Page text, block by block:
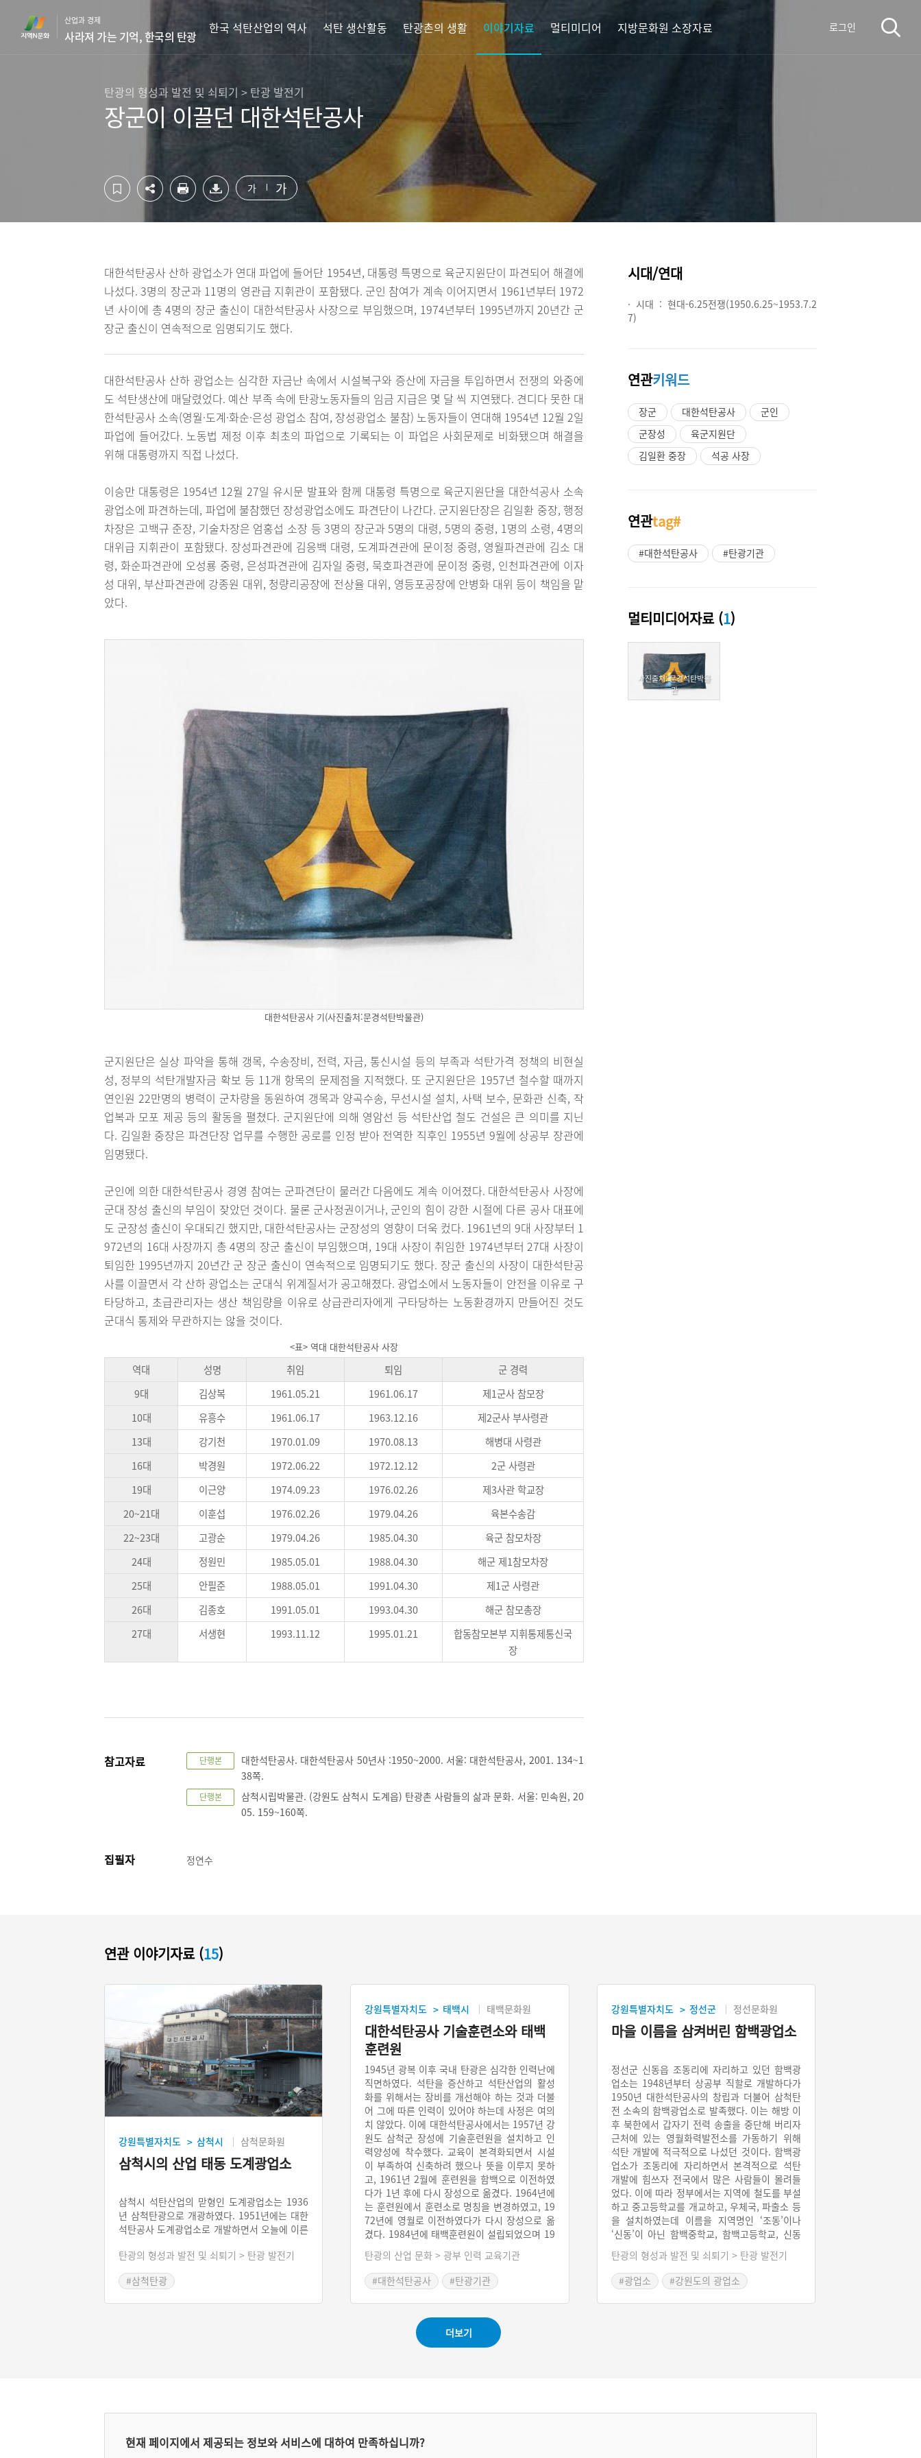
산업과 경제
사라져 가는 기억, 한국의 탄광
한국 석탄산업의 역사 석탄 생산활동 탄광촌의 생활 이야기자료 멀티미디어 지방문화원 소장자료 로그인
탄광의 형성과 발전 및 쇠퇴기 > 탄광 발전기
장군이 이끌던 대한석탄공사
가 가
대한석탄공사 산하 광업소가 연대 파업에 들어단 1954년, 대통령 특명으로 육군지원단이 파견되어 해결에
나섰다. 3명의 장군과 11명의 영관급 지휘관이 포함됐다. 군인 참여가 계속 이어지면서 1961년부터 1972
년 사이에 총 4명의 장군 출신이 대한석탄공사 사장으로 부임했으며, 1974년부터 1995년까지 20년간 군
장군 출신이 연속적으로 임명되기도 했다.
대한석탄공사 산하 광업소는 심각한 자금난 속에서 시설복구와 증산에 자금을 투입하면서 전쟁의 와중에
도 석탄생산에 매달렸었다. 예산 부족 속에 탄광노동자들의 임금 지급은 몇 달 씩 지연됐다. 견디다 못한 대
한석탄공사 소속(영월·도계·화순·은성 광업소 참여, 장성광업소 불참) 노동자들이 연대해 1954년 12월 2일
파업에 들어갔다. 노동법 제정 이후 최초의 파업으로 기록되는 이 파업은 사회문제로 비화됐으며 해결을
위해 대통령까지 직접 나섰다.
이승만 대통령은 1954년 12월 27일 유시문 발표와 함께 대통령 특명으로 육군지원단을 대한석공사 소속
광업소에 파견하는데, 파업에 불참했던 장성광업소에도 파견단이 나간다. 군지원단장은 김일환 중장, 행정
차장은 고백규 준장, 기술차장은 엄홍섭 소장 등 3명의 장군과 5명의 대령, 5명의 중령, 1명의 소령, 4명의
대위급 지휘관이 포함됐다. 장성파견관에 김응백 대령, 도계파견관에 문이정 중령, 영월파견관에 김소 대
령, 화순파견관에 오성룡 중령, 은성파견관에 김자일 중령, 묵호파견관에 문이정 중령, 인천파견관에 이자
성 대위, 부산파견관에 강종원 대위, 청량리공장에 전상율 대위, 영등포공장에 안병화 대위 등이 책임을 맡
았다.
대한석탄공사 기(사진출처:문경석탄박물관)
군지원단은 실상 파악을 통해 갱목, 수송장비, 전력, 자금, 통신시설 등의 부족과 석탄가격 정책의 비현실
성, 정부의 석탄개발자금 확보 등 11개 항목의 문제점을 지적했다. 또 군지원단은 1957년 철수할 때까지
연인원 22만명의 병력이 군차량을 동원하여 갱목과 양곡수송, 무선시설 설치, 사택 보수, 문화관 신축, 작
업복과 모포 제공 등의 활동을 펼쳤다. 군지원단에 의해 영암선 등 석탄산업 철도 건설은 큰 의미를 지닌
다. 김일환 중장은 파견단장 업무를 수행한 공로를 인정 받아 전역한 직후인 1955년 9월에 상공부 장관에
임명됐다.
군인에 의한 대한석탄공사 경영 참여는 군파견단이 물러간 다음에도 계속 이어졌다. 대한석탄공사 사장에
군대 장성 출신의 부임이 잦았던 것이다. 물론 군사정권이거나, 군인의 힘이 강한 시절에 다른 공사 대표에
도 군장성 출신이 우대되긴 했지만, 대한석탄공사는 군장성의 영향이 더욱 컸다. 1961년의 9대 사장부터 1
972년의 16대 사장까지 총 4명의 장군 출신이 부임했으며, 19대 사장이 취임한 1974년부터 27대 사장이
퇴임한 1995년까지 20년간 군 장군 출신이 연속적으로 임명되기도 했다. 장군 출신의 사장이 대한석탄공
사를 이끌면서 각 산하 광업소는 군대식 위계질서가 공고해졌다. 광업소에서 노동자들이 안전을 이유로 구
타당하고, 초급관리자는 생산 책임량을 이유로 상급관리자에게 구타당하는 노동환경까지 만들어진 것도
군대식 통제와 무관하지는 않을 것이다.
<표> 역대 대한석탄공사 사장
역대 성명 취임 퇴임
군 경력
9대
김상복 1961.05.21 1961.06.17
제1군사 참모장
10대
유흥수 1961.06.17 1963.12.16
제2군사 부사령관
13대
강기천 1970.01.09 1970.08.13
해병대 사령관
16대
박경원 1972.06.22 1972.12.12
2군 사령관
19대
이근양 1974.09.23 1976.02.26
제3사관 학교장
20~21대
이훈섭 1976.02.26 1979.04.26
육본수송감
22~23대
고광순 1979.04.26 1985.04.30
육군 참모차장
24대
정원민 1985.05.01 1988.04.30
해군 제1참모차장
25대
안필준 1988.05.01 1991.04.30
제1군 사령관
26대
김종호 1991.05.01 1993.04.30
해군 참모총장
27대
서생현 1993.11.12 1995.01.21
합동참모본부 지휘통제통신국
장
참고자료 단행본
대한석탄공사. 대한석탄공사 50년사 :1950~2000. 서울: 대한석탄공사, 2001. 134~1
38쪽.
단행본
삼척시립박물관. (강원도 삼척시 도계읍) 탄광촌 사람들의 삶과 문화. 서울: 민속원, 20
05. 159~160쪽.
집필자 정연수
시대/연대
· 시대 : 현대-6.25전쟁(1950.6.25~1953.7.2
7)
연관키워드
장군 대한석탄공사
군인
군장성
육군지원단
김일환 중장
석공 사장
연관tag#
#대한석탄공사 #탄광기관
멀티미디어자료 (1)
사진출처: 문경석탄박물
관
연관 이야기자료 (15)
강원특별자치도 > 삼척시 삼척문화원
삼척시의 산업 태동 도계광업소
삼척시 석탄산업의 맏형인 도계광업소는 1936
년 삼척탄광으로 개광하였다. 1951년에는 대한
석탄공사 도계광업소로 개발하면서 오늘에 이른
상황 속에서도 도계광업소는 3개의 갱구를 유지
하고 있으며, 2018년 5월 현재 석탄생산을 계속
하고 있다. 도계광업소는 삼척시의 핵심 산업의
탄광의 형성과 발전 및 쇠퇴기 > 탄광 발전기
#삼척탄광
강원특별자치도 > 태백시 태백문화원
대한석탄공사 기술훈련소와 태백
훈련원
1945년 광복 이후 국내 탄광은 심각한 인력난에
직면하였다. 석탄을 증산하고 석탄산업의 활성
화를 위해서는 장비를 개선해야 하는 것과 더불
어 그에 따른 인력이 있어야 하는데 사정은 여의
치 않았다. 이에 대한석탄공사에서는 1957년 강
원도 삼척군 장성에 기술훈련원을 설치하고 인
력양성에 착수했다. 교육이 본격화되면서 시설
이 부족하여 신축하려 했으나 뜻을 이루지 못하
고, 1961년 2월에 훈련원을 함백으로 이전하였
다가 1년 후에 다시 장성으로 옮겼다. 1964년에
는 훈련원에서 훈련소로 명칭을 변경하였고, 19
72년에 영월로 이전하였다가 다시 장성으로 옮
겼다. 1984년에 태백훈련원이 설립되었으며 19
탄광의 산업 문화 > 광부 인력 교육기관
#대한석탄공사
#탄광기관
강원특별자치도 > 정선군 정선문화원
마을 이름을 삼켜버린 함백광업소
정선군 신동읍 조동리에 자리하고 있던 함백광
업소는 1948년부터 상공부 직할로 개발하다가
1950년 대한석탄공사의 창립과 더불어 삼척탄
전 소속의 함백광업소로 발족했다. 이는 해방 이
후 북한에서 갑자기 전력 송출을 중단해 버리자
근처에 있는 영월화력발전소를 가동하기 위해
석탄 개발에 적극적으로 나섰던 것이다. 함백광
업소가 조동리에 자리하면서 본격적으로 석탄
개발에 힘쓰자 전국에서 많은 사람들이 몰려들
었다. 이에 따라 정부에서는 지역에 철도를 부설
하고 중고등학교를 개교하고, 우체국, 파출소 등
을 설치하였는데 이름을 지역명인 ‘조동’이나
‘신동’이 아닌 함백중학교, 함백고등학교, 신동
등과 같이 ‘함백광업소’의 이름을 따서 명명하는
것이 일반적이다.
탄광의 형성과 발전 및 쇠퇴기 > 탄광 발전기
#광업소
#강원도의 광업소
더보기
현재 페이지에서 제공되는 정보와 서비스에 대하여 만족하십니까?